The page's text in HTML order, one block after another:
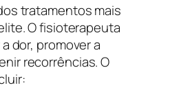
tratamentos mais
O fisioterapeuta
dor, promover a
recorrências. O